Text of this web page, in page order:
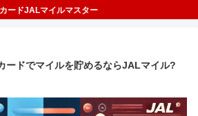
ードJALマイルマスター
ードでマイルを貯めるならJALマイル?